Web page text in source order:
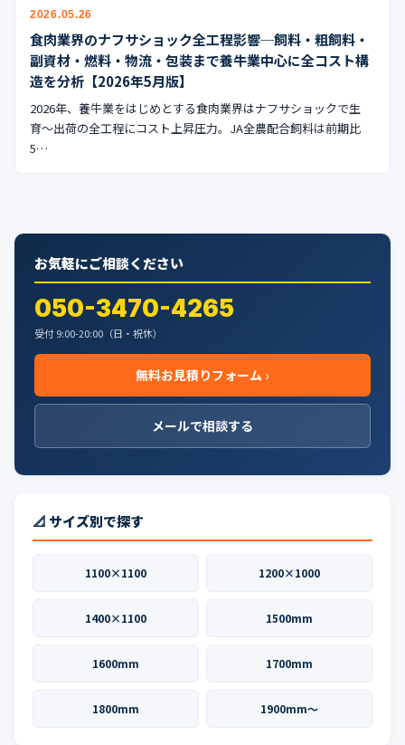
公式ブログ
会社案内
🇺🇸🇰🇷🇹🇼🇻🇳
2026.05.26
食肉業界のナフサショック全工程影響─飼料・粗飼料・
副資材・燃料・物流・包装まで養牛業中心に全コスト構
造を分析【2026年5月版】
2026年、養牛業をはじめとする食肉業界はナフサショックで生
育〜出荷の全工程にコスト上昇圧力。JA全農配合飼料は前期比
5…
お気軽にご相談ください
050-3470-4265
受付 9:00-20:00（日・祝休）
無料お見積りフォーム ›
メールで相談する
📐 サイズ別で探す
1100×1100 1200×1000
1400×1100 1500mm
1600mm 1700mm
1800mm 1900mm〜